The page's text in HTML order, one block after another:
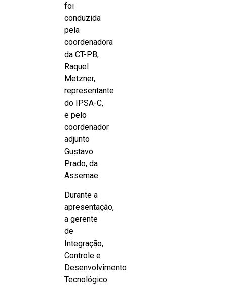
foi
conduzida
pela
coordenadora
da CT-PB,
Raquel
Metzner,
representante
do IPSA-C,
e pelo
coordenador
adjunto
Gustavo
Prado, da
Assemae.
Durante a
apresentação,
a gerente
de
Integração,
Controle e
Desenvolvimento
Tecnológico